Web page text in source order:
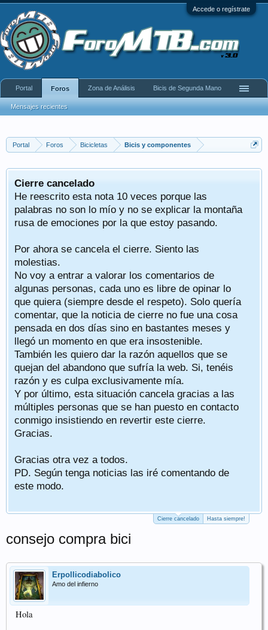
Accede o regístrate
Portal Foros Bicicletas Bicis y componentes
Cierre cancelado
He reescrito esta nota 10 veces porque las
palabras no son lo mío y no se explicar la montaña
rusa de emociones por la que estoy pasando.
Por ahora se cancela el cierre. Siento las
molestias.
No voy a entrar a valorar los comentarios de
algunas personas, cada uno es libre de opinar lo
que quiera (siempre desde el respeto). Solo quería
comentar, que la noticia de cierre no fue una cosa
pensada en dos días sino en bastantes meses y
llegó un momento en que era insostenible.
También les quiero dar la razón aquellos que se
quejan del abandono que sufría la web. Si, tenéis
razón y es culpa exclusivamente mía.
Y por último, esta situación cancela gracias a las
múltiples personas que se han puesto en contacto
conmigo insistiendo en revertir este cierre.
Gracias.
Gracias otra vez a todos.
PD. Según tenga noticias las iré comentando de
este modo.
Cierre cancelado Hasta siempre!
consejo compra bici
Erpollicodiabolico
Amo del infierno
Hola
Portal Foros
Mensajes recientes
Zona de Análisis Bicis de Segunda Mano